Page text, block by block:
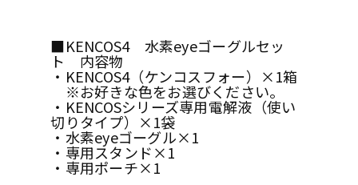
■KENCOS4 水素eyeゴーグルセッ
ト 内容物
・KENCOS4（ケンコスフォー）×1箱
※お好きな色をお選びください。
・KENCOSシリーズ専用電解液（使い
切りタイプ）×1袋
・水素eyeゴーグル×1
・専用スタンド×1
・専用ポーチ×1